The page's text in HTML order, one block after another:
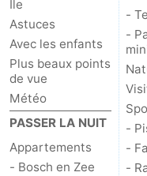
Île
Astuces
Avec les enfants
Plus beaux points
de vue
Météo
PASSER LA NUIT
Appartements
- Bosch en Zee
-
-
-
-
-